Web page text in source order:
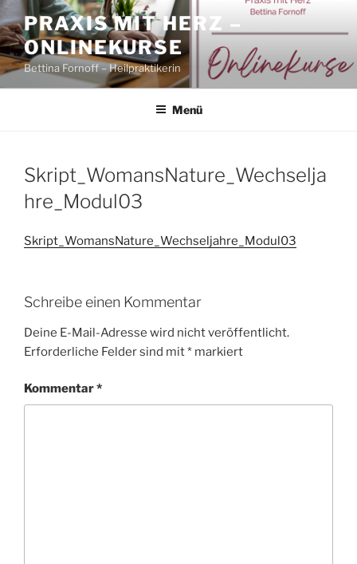
Zum
Inhalt
springen
PRAXIS MIT HERZ –
ONLINEKURSE
Bettina Fornoff – Heilpraktikerin
Menü
Skript_WomansNature_Wechselja
hre_Modul03
Skript_WomansNature_Wechseljahre_Modul03
Schreibe einen Kommentar
Deine E-Mail-Adresse wird nicht veröffentlicht.
Erforderliche Felder sind mit* markiert
Kommentar*